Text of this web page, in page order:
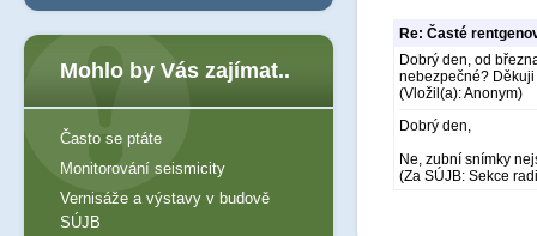
Re: Časté
Dobrý den, od
nebezpečné? Děkuji
(Vložil(a): Anonym)
Dobrý den,
Ne, zubní snímky
(Za SÚJB: Sekce
Mohlo by Vás zajímat..
Často se ptáte
Monitorování seismicity
Vernisáže a výstavy v budově
SÚJB